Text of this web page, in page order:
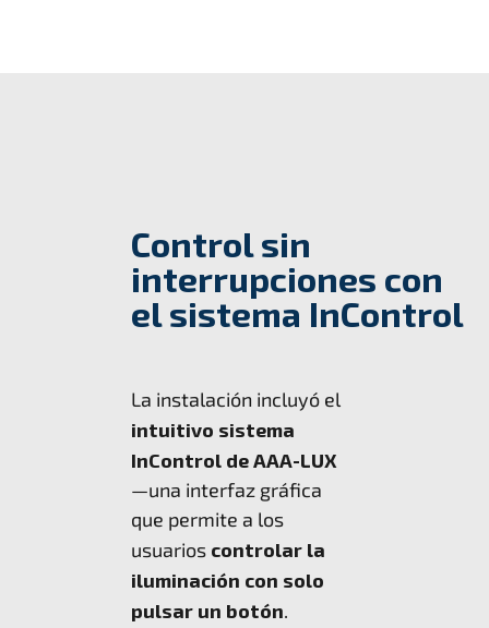
Control sin
interrupciones con
el sistema InControl
La instalación incluyó el
intuitivo sistema
InControl de AAA-LUX
—una interfaz gráfica
que permite a los
usuarios controlar la
iluminación con solo
pulsar un botón.